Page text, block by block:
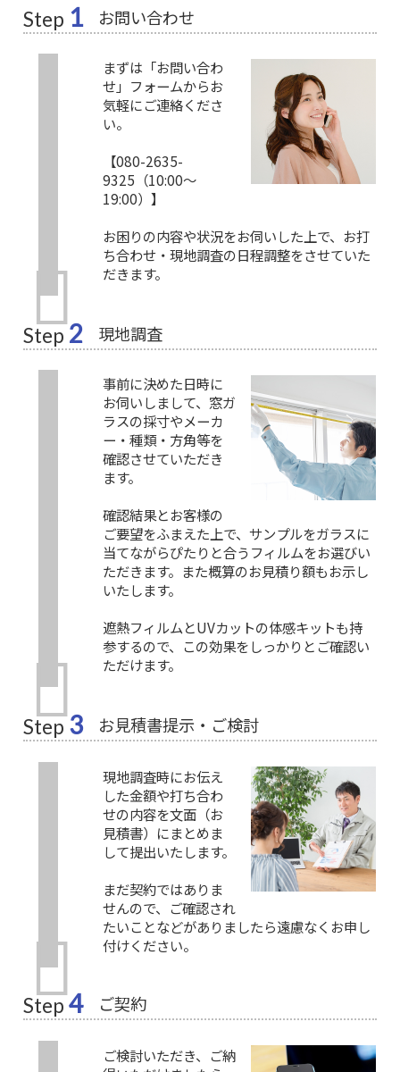
Step 1 お問い合わせ
まずは「お問い合わ
せ」フォームからお
気軽にご連絡くださ
い。
【080-2635-
9325（10:00～
19:00）】
お困りの内容や状況をお伺いした上で、お打
ち合わせ・現地調査の日程調整をさせていた
だきます。
Step 2 現地調査
事前に決めた日時に
お伺いしまして、窓ガ
ラスの採寸やメーカ
ー・種類・方角等を
確認させていただき
ます。
確認結果とお客様の
ご要望をふまえた上で、サンプルをガラスに
当てながらぴたりと合うフィルムをお選びい
ただきます。また概算のお見積り額もお示し
いたします。
遮熱フィルムとUVカットの体感キットも持
参するので、この効果をしっかりとご確認い
ただけます。
Step 3 お見積書提示・ご検討
現地調査時にお伝え
した金額や打ち合わ
せの内容を文面（お
見積書）にまとめま
して提出いたします。
まだ契約ではありま
せんので、ご確認され
たいことなどがありましたら遠慮なくお申し
付けください。
Step 4 ご契約
ご検討いただき、ご納